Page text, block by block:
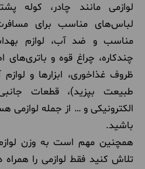
لوازمی مانند چادر، کوله
لباس‌های مناسب برای
مناسب و ضد آب، لوازم
چندکاره، چراغ قوه و
ظروف غذاخوری، ابزارها و
طبیعت بپزید)، قطعات
الکترونیکی و … از جمله لوازمی
باشید.
همچنین مهم است به وزن
تلاش کنید فقط لوازمی را همراه